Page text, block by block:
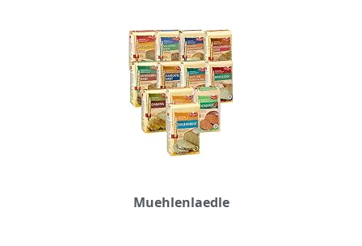
Muehlenlaedle